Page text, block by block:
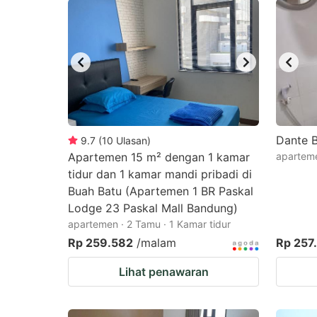
9.7 (10 Ulasan)
Apartemen 15 m² dengan 1 kamar
tidur dan 1 kamar mandi pribadi di
Buah Batu (Apartemen 1 BR Paskal
Lodge 23 Paskal Mall Bandung)
apartemen · 2 Tamu · 1 Kamar tidur
Rp 259.582 /malam
Lihat penawaran
Dante
Rp